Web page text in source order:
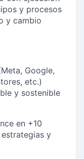
y procesos
y cambio
Google,
etc.)
y sostenible
en +10
y